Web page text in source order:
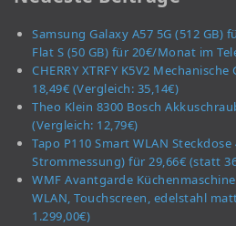
Samsung Galaxy A57 5G (512 GB)
Flat S (50 GB) für 20€/Monat im
CHERRY XTRFY K5V2
18,49€ (Vergleich: 35,14€)
Theo Klein 8300 Bosch
(Vergleich: 12,79€)
Tapo P110 Smart WLAN
Strommessung) für 29,66€ (statt
WMF Avantgarde
WLAN, Touchscreen, edelstahl
1.299,00€)